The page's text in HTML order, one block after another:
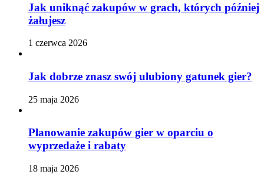
Jak uniknąć zakupów w grach, których później
żałujesz
1 czerwca 2026
Jak dobrze znasz swój ulubiony gatunek gier?
25 maja 2026
Planowanie zakupów gier w oparciu o
wyprzedaże i rabaty
18 maja 2026